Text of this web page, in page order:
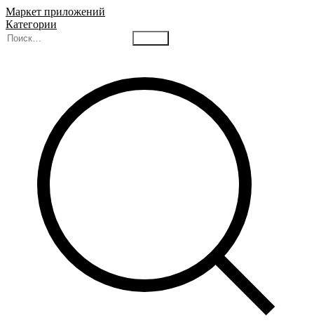
Маркет приложений
Категории